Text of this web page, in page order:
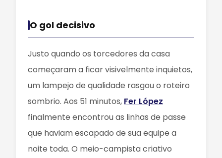
O gol decisivo
Justo quando os torcedores da casa
começaram a ficar visivelmente inquietos,
um lampejo de qualidade rasgou o roteiro
sombrio. Aos 51 minutos, Fer López
finalmente encontrou as linhas de passe
que haviam escapado de sua equipe a
noite toda. O meio-campista criativo